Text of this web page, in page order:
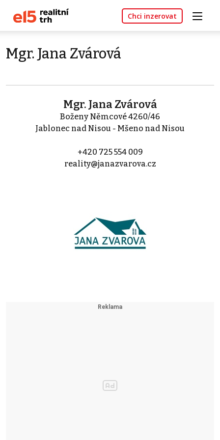
Chci inzerovat
Mgr. Jana Zvárová
Mgr. Jana Zvárová
Boženy Němcové 4260/46
Jablonec nad Nisou - Mšeno nad Nisou
+420 725 554 009
reality@janazvarova.cz